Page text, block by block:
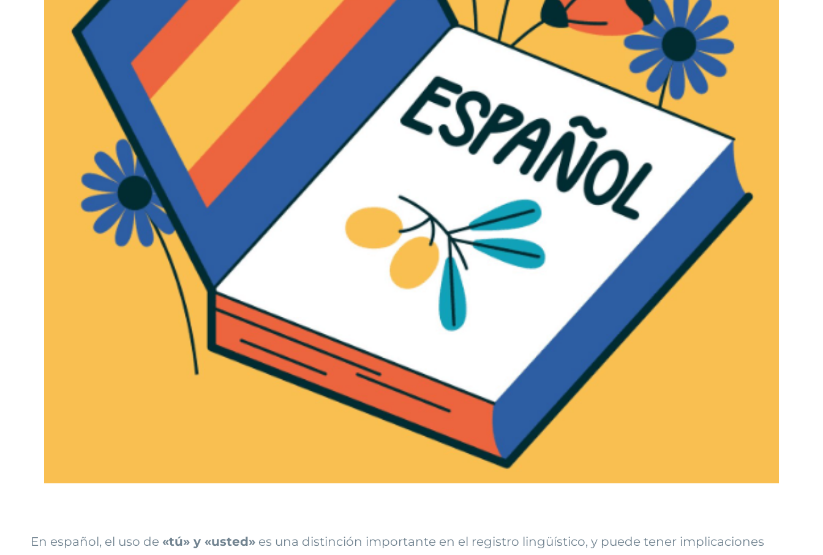
En español, el uso de «tú» y «usted» es una distinción importante en el registro lingüístico, y puede tener implicaciones